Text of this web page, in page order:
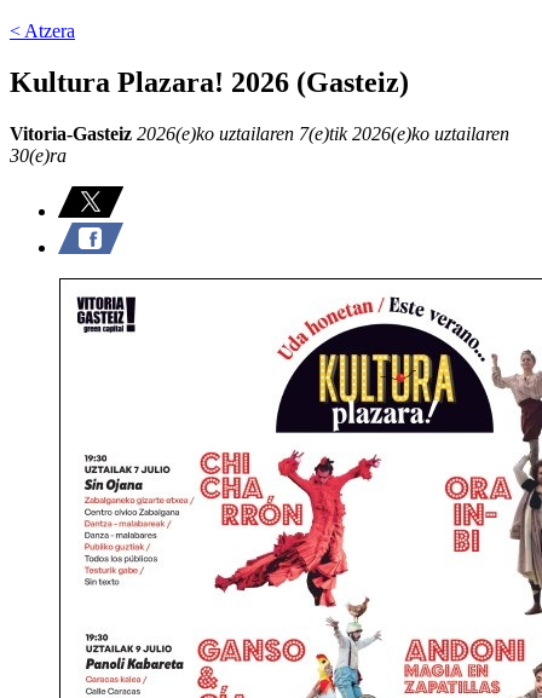
< Atzera
Kultura Plazara! 2026 (Gasteiz)
Vitoria-Gasteiz 2026(e)ko uztailaren 7(e)tik 2026(e)ko uztailaren
30(e)ra